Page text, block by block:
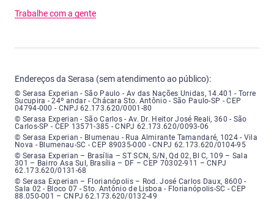
Trabalhe com a gente
Endereços da Serasa (sem atendimento ao público):
Serasa Experian - São Paulo - Endereço: Avenida das Nações Unidas,
© Serasa Experian - São Paulo - Av das Nações Unidas, 14.401 - Torre
Sucupira - 24º andar - Chácara Sto. Antônio - São Paulo-SP - CEP
04794-000 - CNPJ 62.173.620/0001-80
Serasa Experian - São Carlos - Endereço: Avenida Doutor Heitor José
© Serasa Experian - São Carlos - Av. Dr. Heitor José Reali, 360 - São
Carlos-SP - CEP 13571-385 - CNPJ 62.173.620/0093-06
Serasa Experian - Blumenau - Endereço: Rua Almirante Tamandaré,
© Serasa Experian - Blumenau - Rua Almirante Tamandaré, 1024 - Vila
Nova - Blumenau-SC - CEP 89035-000 - CNPJ 62.173.620/0104-95
Serasa Experian - Brasília, Endereço: Setor Comercial Norte, sem
© Serasa Experian – Brasília – ST SCN, S/N, Qd 02, Bl C, 109 – Sala
301 – Bairro Asa Sul, Brasília – DF – CEP 70302-911 – CNPJ
62.173.620/0131-68
Serasa Experian - Florianópolis, Endereço: Rodovia José Carlos, número
© Serasa Experian – Florianópolis – Rod. José Carlos Daux, 8600 -
Sala 02 - Bloco 07 - Sto. Antônio de Lisboa - Florianópolis-SC - CEP
88.050-001 – CNPJ 62.173.620/0132-49